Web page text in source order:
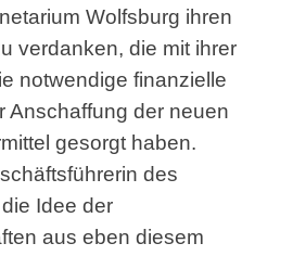
Wolfsburg ihren
verdanken, die mit ihrer
notwendige finanzielle
Anschaffung der neuen
gesorgt haben.
des
Idee der
aus eben diesem